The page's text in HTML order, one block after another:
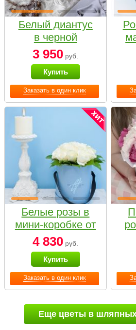
Заказать в один клик
Белый диантус
в черной
коробке Small
3 950 руб.
Купить
Заказать в один клик
Белые розы в
мини-коробке от
Bella Fiori
4 830 руб.
Купить
Еще цветы в шляпных